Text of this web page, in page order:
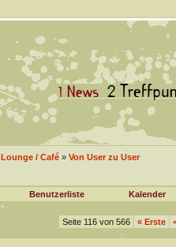
Lounge / Café» Von User zu User
Benutzerliste Kalender
Seite 116 von 566 «Erste